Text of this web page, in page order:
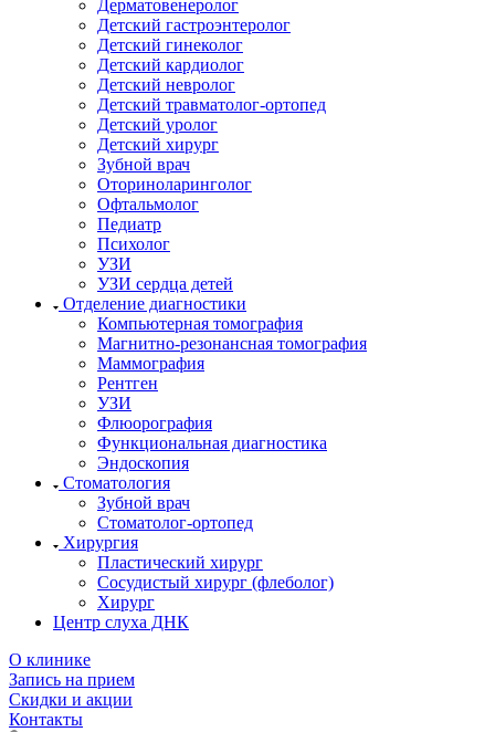
Дерматовенеролог
Детский гастроэнтеролог
Детский гинеколог
Детский кардиолог
Детский невролог
Детский травматолог-ортопед
Детский уролог
Детский хирург
Зубной врач
Оториноларинголог
Офтальмолог
Педиатр
Психолог
УЗИ
УЗИ сердца детей
Отделение диагностики
Компьютерная томография
Магнитно-резонансная томография
Маммография
Рентген
УЗИ
Флюорография
Функциональная диагностика
Эндоскопия
Стоматология
Зубной врач
Стоматолог-ортопед
Хирургия
Пластический хирург
Сосудистый хирург (флеболог)
Хирург
Центр слуха ДНК
О клинике
Запись на прием
Скидки и акции
Контакты